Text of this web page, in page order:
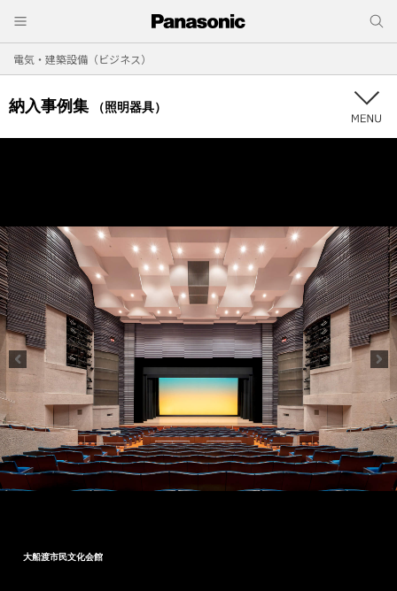
電気・建築設備（ビジネス）
納入事例集 （照明器具）
大船渡市民文化会館